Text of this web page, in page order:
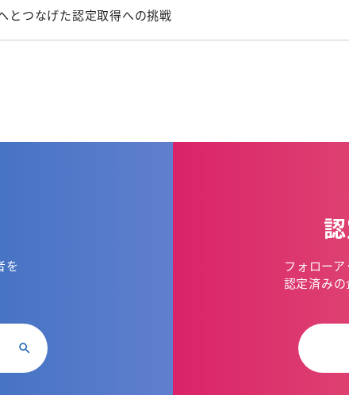
とつなげた認定取得への挑戦
を
フォロー
認定済み